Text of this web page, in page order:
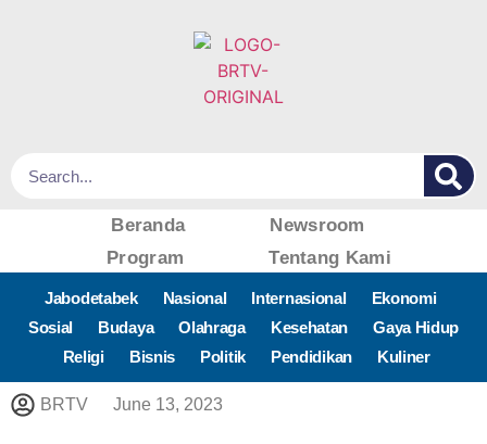
Beranda
Newsroom
Program
Tentang Kami
Jabodetabek Nasional Internasional
Ekonomi
Sosial
Budaya Olahraga Kesehatan
Gaya Hidup
Religi
Bisnis Politik Pendidikan Kuliner
BRTV June 13, 2023